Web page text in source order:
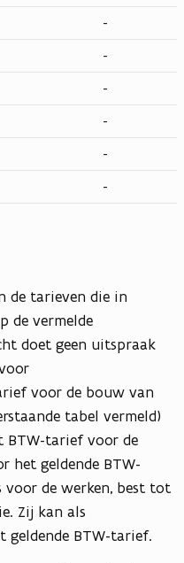
-
-
-
-
-
-
de tarieven die in
de vermelde
doet geen uitspraak
voor de bouw van
tabel vermeld)
BTW-tarief voor de
het geldende BTW-
de werken, best tot
Zij kan als
geldende BTW-tarief.